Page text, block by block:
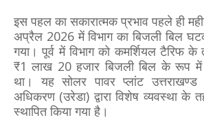
इस पहल का सकारात्मक प्रभाव पहले ही
अप्रैल 2026 में विभाग का बिजली बिल
गया। पूर्व में विभाग को कमर्शियल टैरिफ
₹1 लाख 20 हजार बिजली बिल के रूप में
था। यह सोलर पावर प्लांट उत्तराखण्ड
अधिकरण (उरेडा) द्वारा विशेष व्यवस्था के
स्थापित किया गया है।